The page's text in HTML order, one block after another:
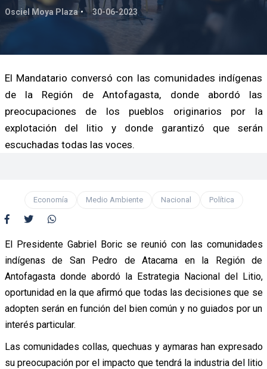
Osciel Moya Plaza 30-06-2023
El Mandatario conversó con las comunidades indígenas
de la Región de Antofagasta, donde abordó las
preocupaciones de los pueblos originarios por la
explotación del litio y donde garantizó que serán
escuchadas todas las voces.
Economía Medio Ambiente Nacional Política
El Presidente Gabriel Boric se reunió con las comunidades
indígenas de San Pedro de Atacama en la Región de
Antofagasta donde abordó la Estrategia Nacional del Litio,
oportunidad en la que afirmó que todas las decisiones que se
adopten serán en función del bien común y no guiados por un
interés particular.
Las comunidades collas, quechuas y aymaras han expresado
su preocupación por el impacto que tendrá la industria del litio